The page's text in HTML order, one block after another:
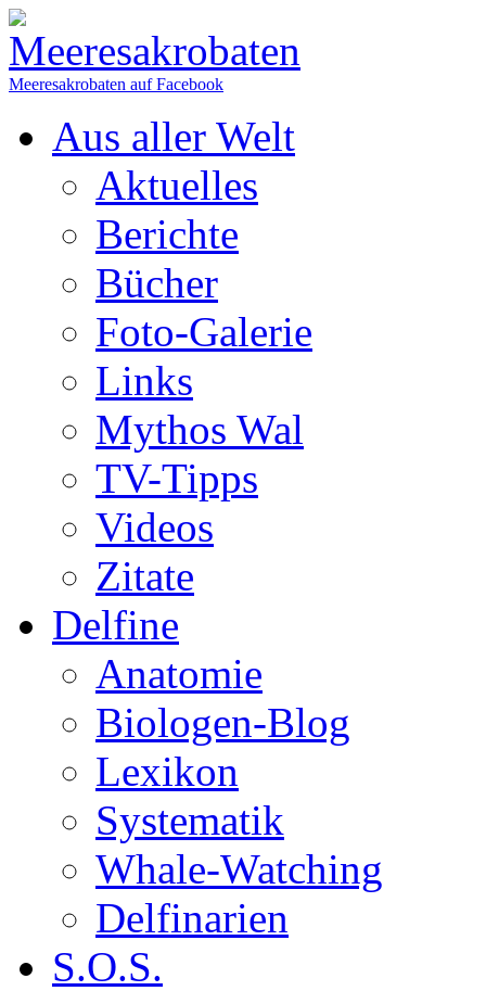
Meeresakrobaten auf Facebook
Aus aller Welt
Aktuelles
Berichte
Bücher
Foto-Galerie
Links
Mythos Wal
TV-Tipps
Videos
Zitate
Delfine
Anatomie
Biologen-Blog
Lexikon
Systematik
Whale-Watching
Delfinarien
S.O.S.